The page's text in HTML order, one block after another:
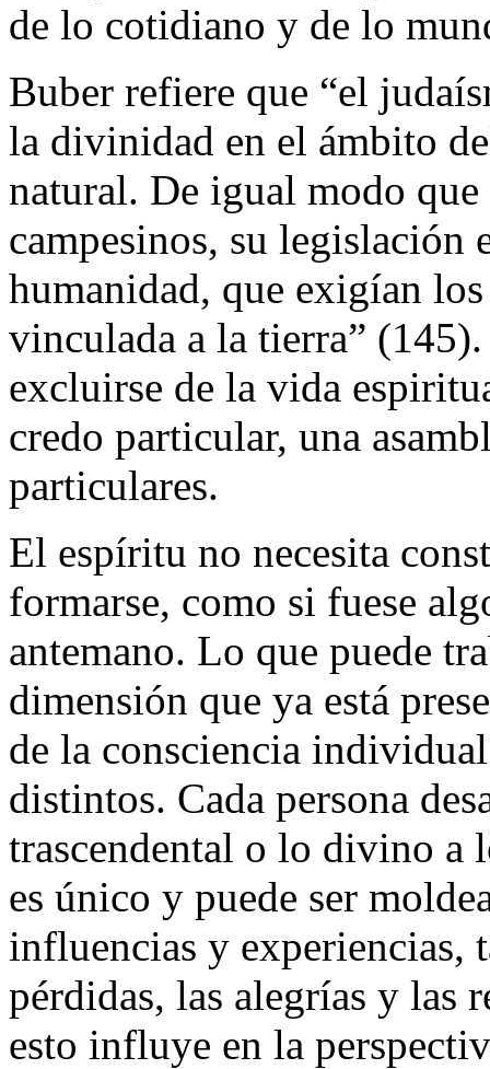
de lo cotidiano y de lo
Buber refiere que “el
la divinidad en el ámbito
natural. De igual modo
campesinos, su legislación
humanidad, que exigían
vinculada a la tierra”
excluirse de la vida
credo particular, una
particulares.
El espíritu no necesita
formarse, como si fuese
antemano. Lo que puede
dimensión que ya está
de la consciencia
distintos. Cada persona
trascendental o lo divino a
es único y puede ser
influencias y experiencias,
pérdidas, las alegrías y las
esto influye en la